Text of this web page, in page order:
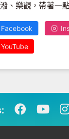
、樂觀，帶著一
Facebook
YouTube